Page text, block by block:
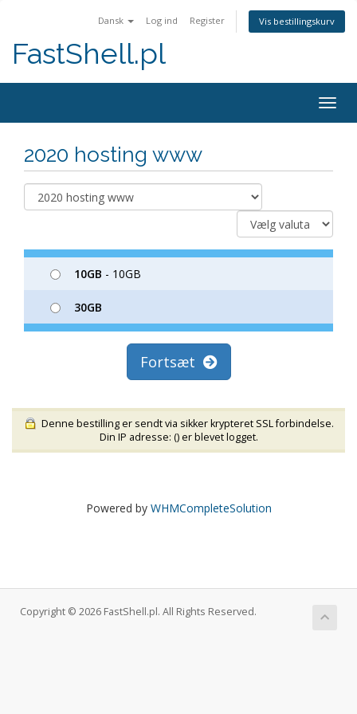
Dansk Log ind Register Vis bestillingskurv
FastShell.pl
2020 hosting www
10GB - 10GB
30GB
Fortsæt
Denne bestilling er sendt via sikker krypteret SSL forbindelse.
Din IP adresse: () er blevet logget.
Powered by WHMCompleteSolution
Copyright © 2026 FastShell.pl. All Rights Reserved.